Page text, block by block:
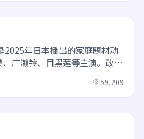
2025年日本播出的家庭题材动
广濑铃、目黑莲等主演。改编
59,209